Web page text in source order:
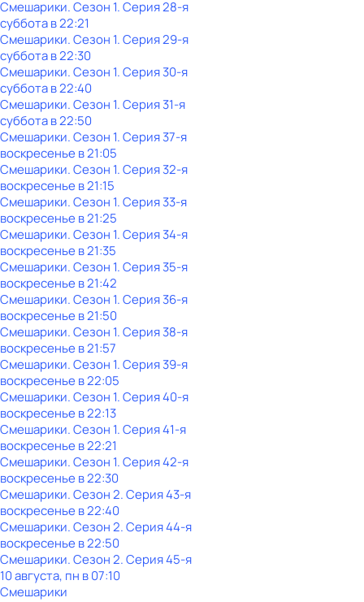
Смешарики. Сезон 1. Серия 28-я
субботав22:21
Смешарики. Сезон 1. Серия 29-я
субботав22:30
Смешарики. Сезон 1. Серия 30-я
субботав22:40
Смешарики. Сезон 1. Серия 31-я
субботав22:50
Смешарики. Сезон 1. Серия 37-я
воскресенье в21:05
Смешарики. Сезон 1. Серия 32-я
воскресенье в21:15
Смешарики. Сезон 1. Серия 33-я
воскресенье в21:25
Смешарики. Сезон 1. Серия 34-я
воскресенье в21:35
Смешарики. Сезон 1. Серия 35-я
воскресенье в21:42
Смешарики. Сезон 1. Серия 36-я
воскресенье в21:50
Смешарики. Сезон 1. Серия 38-я
воскресенье в21:57
Смешарики. Сезон 1. Серия 39-я
воскресенье в22:05
Смешарики. Сезон 1. Серия 40-я
воскресенье в22:13
Смешарики. Сезон 1. Серия 41-я
воскресенье в22:21
Смешарики. Сезон 1. Серия 42-я
воскресенье в22:30
Смешарики. Сезон 2. Серия 43-я
воскресенье в22:40
Смешарики. Сезон 2. Серия 44-я
воскресенье в22:50
Смешарики. Сезон 2. Серия 45-я
10 августа, пн в 07:10
Смешарики